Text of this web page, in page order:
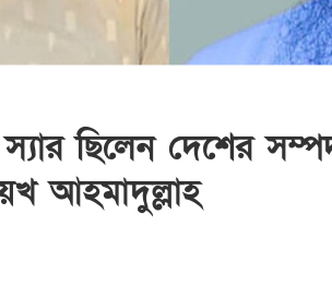
স্যার ছিলেন দেশের
আহমাদুল্লাহ